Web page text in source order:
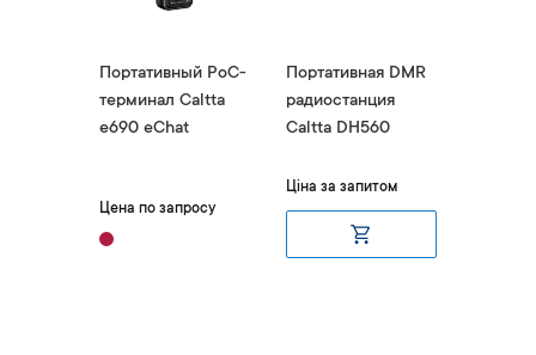
Портативный PoC-
терминал Caltta
e690 eChat
Цена по запросу
Портативная DMR
радиостанция
Caltta DH560
Ціна за запитом